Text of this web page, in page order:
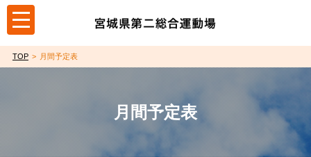
toggle
navigation
TOP 月間予定表
月間予定表